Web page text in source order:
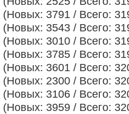
(Новых: 3791 / Всего:
(Новых: 3543 / Всего:
(Новых: 3010 / Всего:
(Новых: 3785 / Всего:
(Новых: 3601 / Всего:
(Новых: 2300 / Всего:
(Новых: 3106 / Всего:
(Новых: 3959 / Всего: